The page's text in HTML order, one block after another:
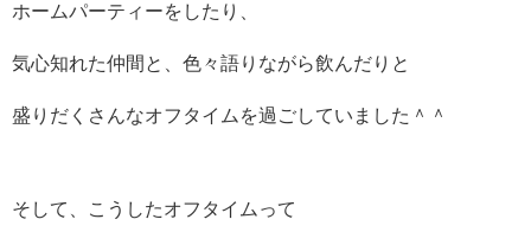
ホームパーティーをしたり、
気心知れた仲間と、色々語りながら飲んだりと
盛りだくさんなオフタイムを過ごしていました＾＾
そして、こうしたオフタイムって